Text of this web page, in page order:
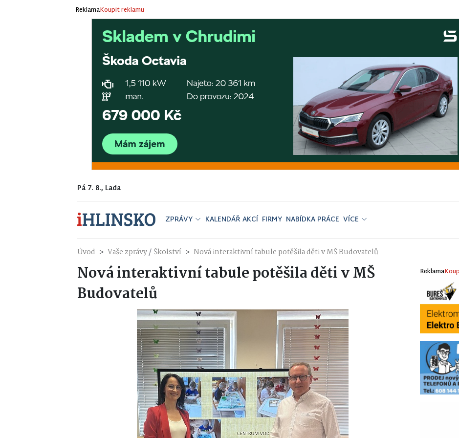
ReklamaKoupit reklamu
Pá 7. 8., Lada
ZPRÁVY KALENDÁŘ AKCÍ FIRMY NABÍDKA PRÁCE VÍCE
Úvod Vaše zprávy/ Školství Nová interaktivní tabule potěšila děti v MŠ Budovatelů
Nová interaktivní tabule potěšila děti v MŠ
Budovatelů
Reklama